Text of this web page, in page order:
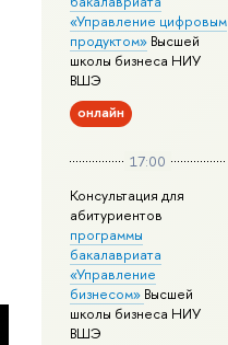
«Управление цифровым
продуктом»Высшей
школы бизнеса НИУ
ВШЭ
онлайн
17:00
Консультация для
абитуриентов
программы
бакалавриата
«Управление
бизнесом» Высшей
школы бизнеса НИУ
ВШЭ